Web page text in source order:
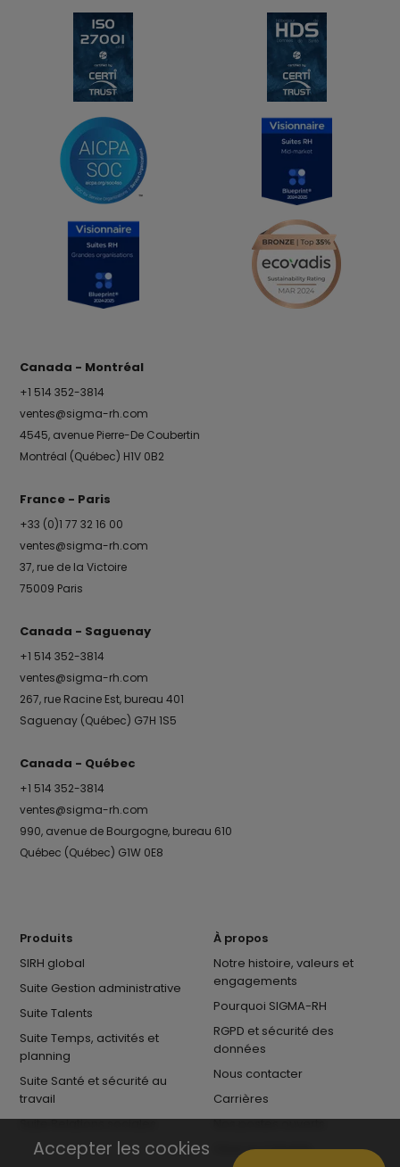
Canada - Montréal
+1 514 352-3814
ventes@sigma-rh.com
4545, avenue Pierre-De Coubertin
Montréal (Québec) H1V 0B2
France - Paris
+33 (0)1 77 32 16 00
ventes@sigma-rh.com
37, rue de la Victoire
75009 Paris
Canada - Saguenay
+1 514 352-3814
ventes@sigma-rh.com
267, rue Racine Est, bureau 401
Saguenay (Québec) G7H 1S5
Canada - Québec
+1 514 352-3814
ventes@sigma-rh.com
990, avenue de Bourgogne, bureau 610
Québec (Québec) G1W 0E8
Produits
SIRH global
Suite Gestion administrative
Suite Talents
Suite Temps, activités et
planning
Suite Santé et sécurité au
travail
Suite Relations sociales
À propos
Notre histoire, valeurs et
engagements
Pourquoi SIGMA-RH
RGPD et sécurité des
données
Nous contacter
Carrières
Nos postes ouverts
Vivre au Canada
Accepter les cookies